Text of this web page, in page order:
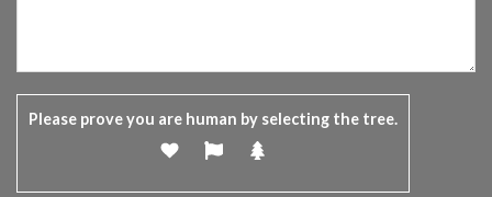
Please prove you are human by selecting the tree.